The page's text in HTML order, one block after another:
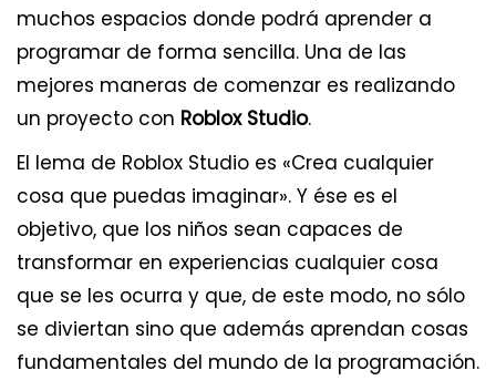
muchos espacios donde podrá aprender a
programar de forma sencilla. Una de las
mejores maneras de comenzar es realizando
un proyecto con Roblox Studio.
El lema de Roblox Studio es «Crea cualquier
cosa que puedas imaginar». Y ése es el
objetivo, que los niños sean capaces de
transformar en experiencias cualquier cosa
que se les ocurra y que, de este modo, no sólo
se diviertan sino que además aprendan cosas
fundamentales del mundo de la programación.